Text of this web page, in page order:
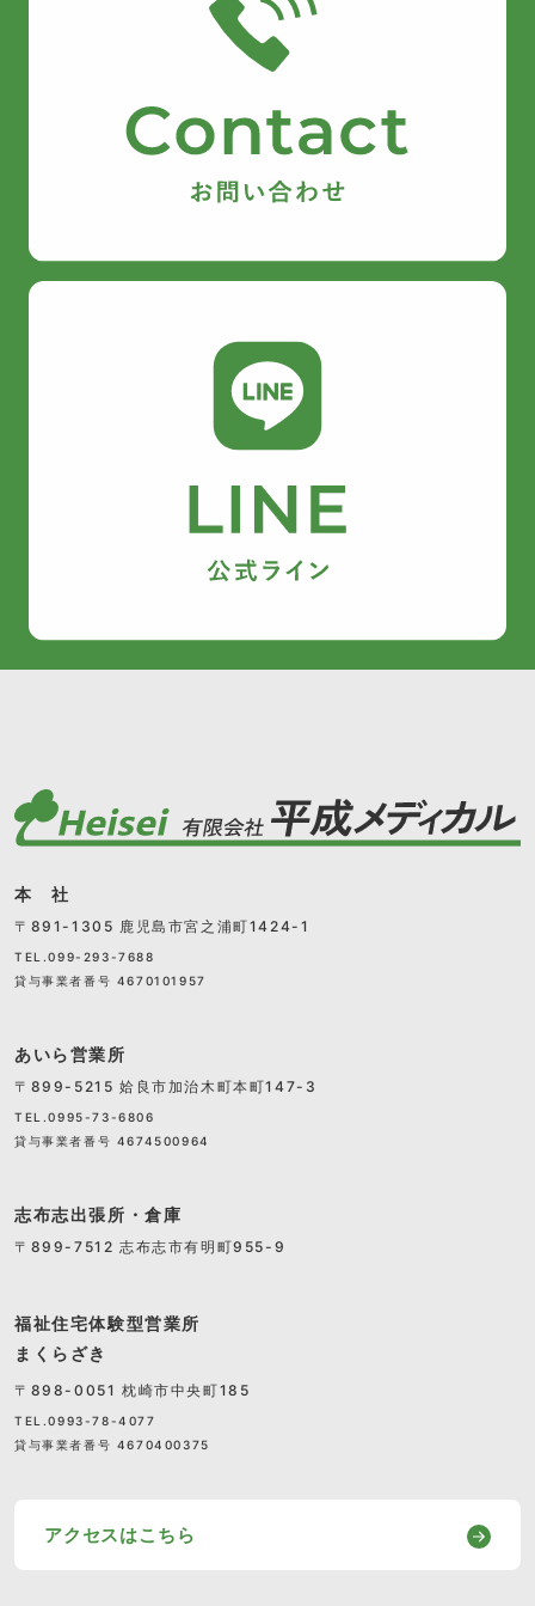
本 社
〒891-1305 鹿児島市宮之浦町1424-1
TEL.099-293-7688
貸与事業者番号 4670101957
あいら営業所
〒899-5215 姶良市加治木町本町147-3
TEL.0995-73-6806
貸与事業者番号 4674500964
志布志出張所・倉庫
〒899-7512 志布志市有明町955-9
福祉住宅体験型営業所
まくらざき
〒898-0051 枕崎市中央町185
TEL.0993-78-4077
貸与事業者番号 4670400375
アクセスはこちら